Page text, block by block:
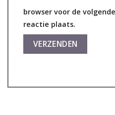
browser voor de
reactie plaats.